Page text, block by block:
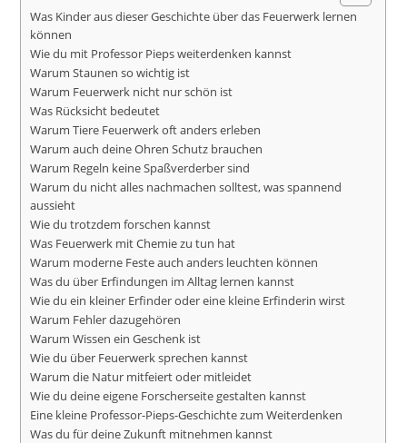
Was Kinder aus dieser Geschichte über das Feuerwerk lernen
können
Wie du mit Professor Pieps weiterdenken kannst
Warum Staunen so wichtig ist
Warum Feuerwerk nicht nur schön ist
Was Rücksicht bedeutet
Warum Tiere Feuerwerk oft anders erleben
Warum auch deine Ohren Schutz brauchen
Warum Regeln keine Spaßverderber sind
Warum du nicht alles nachmachen solltest, was spannend
aussieht
Wie du trotzdem forschen kannst
Was Feuerwerk mit Chemie zu tun hat
Warum moderne Feste auch anders leuchten können
Was du über Erfindungen im Alltag lernen kannst
Wie du ein kleiner Erfinder oder eine kleine Erfinderin wirst
Warum Fehler dazugehören
Warum Wissen ein Geschenk ist
Wie du über Feuerwerk sprechen kannst
Warum die Natur mitfeiert oder mitleidet
Wie du deine eigene Forscherseite gestalten kannst
Eine kleine Professor-Pieps-Geschichte zum Weiterdenken
Was du für deine Zukunft mitnehmen kannst